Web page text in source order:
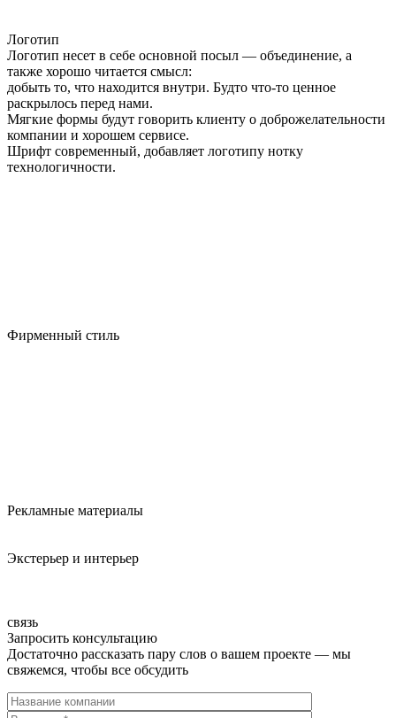
Логотип
Логотип несет в себе основной посыл — объединение, а
также хорошо читается смысл:
добыть то, что находится внутри. Будто что-то ценное
раскрылось перед нами.
Мягкие формы будут говорить клиенту о доброжелательности
компании и хорошем сервисе.
Шрифт современный, добавляет логотипу нотку
технологичности.
Фирменный стиль
Рекламные материалы
Экстерьер и интерьер
связь
Запросить консультацию
Достаточно рассказать пару слов о вашем проекте — мы
свяжемся, чтобы все обсудить